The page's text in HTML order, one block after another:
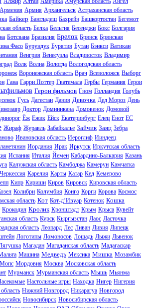
Армения Армия Архангельск Астраханская область
Байкер Бангладеш Бахрейн Башкортостан Бегемот
область Белка Бельгия Бесенджи Бокс Болгария
Ботсвана Бразилия Брелок Брянск Брянская
Фасо Бурундук Бурятия Бутан Бэнкси Ватикан
Венгрия Венесуэла Владивосток Владимир
Волк Волна Вологда Вологодская область
Воронежская область Врач Всеволожск Выборг
Гана Гарри Поттер Гватемала Гербы Германия Герои
Герои фильмов Гном Голландия Голубь
Гусь Дагестан Дания Девочка Дед Мороз День
Доктор Доминикана Домовенок Домовой
Ёж Ежик Ейск Екатеринбург Елец Енот ЕС
Жираф Журавль Забайкалье Зайчик Заяц Зебра
Ивановская область Иероглиф Ииндеец
Иордания Ирак Иркутск Иркутская область
Испания Италия Йемен Кабардино-Балкария Казань
Калужская область Камбоджа Камерун Камчатка
Карелия Карты Катар Кед Кемерово
Кипр Кириши Киров Кировск Кировская область
Колибри Колумбия Конго Корги Корова Космос
область Кот Кот-д’Ивуар Котенок Кошка
Крокодил Кролик Кронштадт Крым Крыса Кувейт
область Курск Кыргызстан Лаос Ласточка
область Леопард Лес Ливан Ливия Липецк
Логотипы Ломоносов Лошадь Лыжи Львенок
Магадан Магаданская область Мадагаскар
Машина Медведь Мексика Мишка Мозамбик
Мопс Мордовия Москва Московская область
Мурманск Мурманская область Мышь Мьянма
Настольные игры Находка Нигер Нигерия
Нижний Новгород Никарагуа Новгород
Новосибирск Новосибирская область